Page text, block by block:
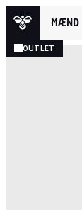
MÆND
OUTLET